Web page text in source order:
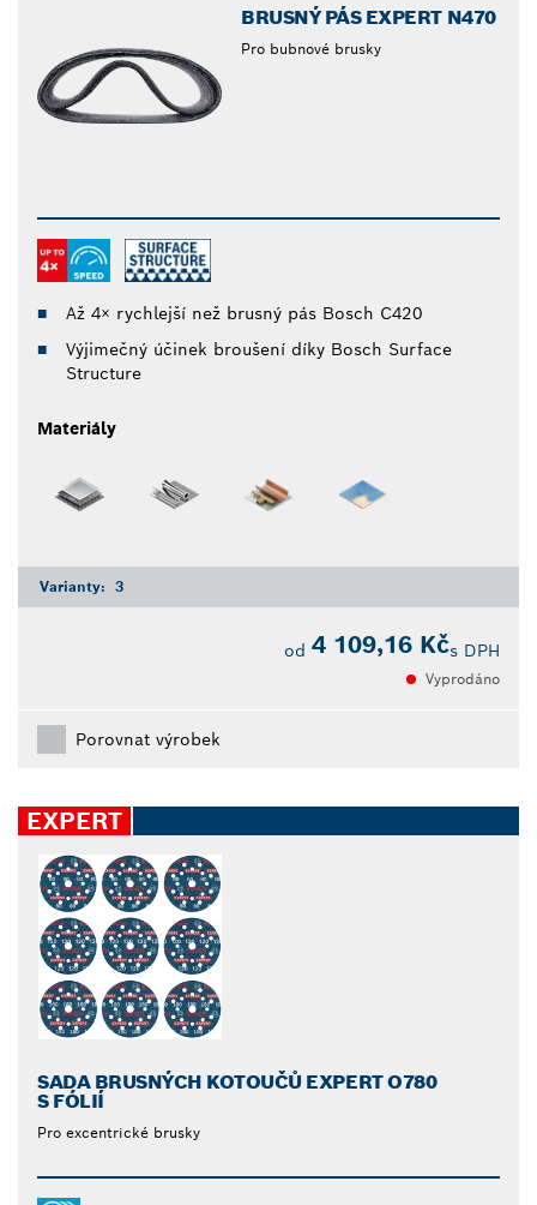
BRUSNÝ PÁS EXPERT N470
Pro bubnové brusky
Až 4× rychlejší než brusný pás Bosch C420
Výjimečný účinek broušení díky Bosch Surface
Structure
Materiály
Varianty: 3
od 4 109,16 Kčs DPH
Vyprodáno
Porovnat výrobek
EXPERT
SADA BRUSNÝCH KOTOUČŮ EXPERT O780
S FÓLIÍ
Pro excentrické brusky